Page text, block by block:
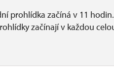
prohlídka začíná v 11 hodin.
začínají v každou